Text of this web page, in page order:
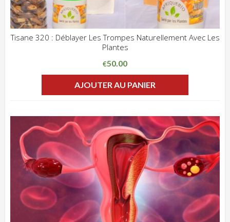
Tisane 320 : Déblayer Les Trompes Naturellement Avec Les
Plantes
€50.00
AJOUTER AU PANIER